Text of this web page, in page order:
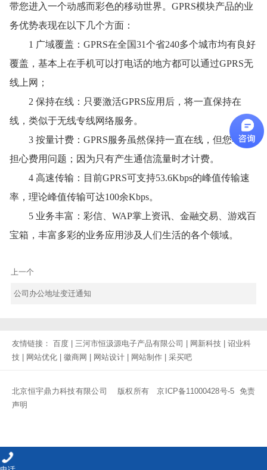
带您进入一个动感而彩色的移动世界。GPRS模块产品的业
务优势表现在以下几个方面：
1 广域覆盖：GPRS在全国31个省240多个城市均有良好
覆盖，基本上在手机可以打电话的地方都可以通过GPRS无
线上网；
2 保持在线：只要激活GPRS应用后，将一直保持在
线，类似于无线专线网络服务。
3 按量计费：GPRS服务虽然保持一直在线，但您不必
担心费用问题；因为只有产生通信流量时才计费。
4 高速传输：目前GPRS可支持53.6Kbps的峰值传输速
率，理论峰值传输可达100余Kbps。
5 业务丰富：彩信、WAP掌上资讯、金融交易、游戏百
宝箱，丰富多彩的业务应用涉及人们生活的各个领域。
上一个
公司办公地址变迁通知
友情链接： 百度 | 三河市恒汲源电子产品有限公司 | 网新科技 | 诏业科
技 | 网站优化 | 徽商网 | 网站设计 | 网站制作 | 采买吧
北京恒宇鼎力科技有限公司 版权所有京ICP备11000428号-5 免责
声明